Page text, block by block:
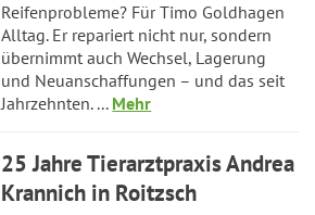
Reifenprobleme? Für Timo Goldhagen
Alltag. Er repariert nicht nur, sondern
übernimmt auch Wechsel, Lagerung
und Neuanschaffungen – und das seit
Jahrzehnten. ... Mehr
25 Jahre Tierarztpraxis Andrea
Krannich in Roitzsch